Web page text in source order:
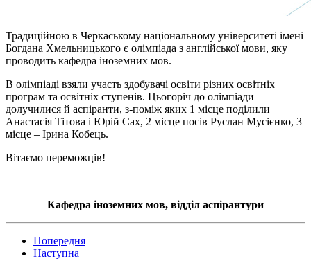
Традиційною в Черкаському національному університеті імені
Богдана Хмельницького є олімпіада з англійської мови, яку
проводить кафедра іноземних мов.
В олімпіаді взяли участь здобувачі освіти різних освітніх
програм та освітніх ступенів. Цьогоріч до олімпіади
долучилися й аспіранти, з-поміж яких 1 місце поділили
Анастасія Тітова і Юрій Сах, 2 місце посів Руслан Мусієнко, 3
місце – Ірина Кобець.
Вітаємо переможців!
Кафедра іноземних мов, відділ аспірантури
Попередня
Наступна